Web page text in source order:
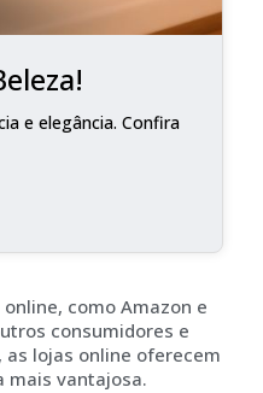
e elegância. Confira
como Amazon e
consumidores e
lojas online oferecem
mais vantajosa.